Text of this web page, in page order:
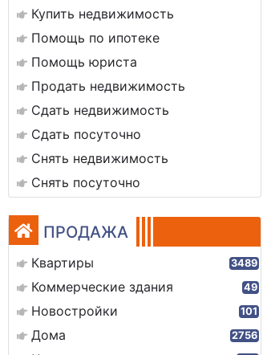
Купить недвижимость
Помощь по ипотеке
Помощь юриста
Продать недвижимость
Сдать недвижимость
Сдать посуточно
Снять недвижимость
Снять посуточно
ПРОДАЖА
Квартиры 3489
Коммерческие здания 49
Новостройки 101
Дома 2756
img_20260303_090234_034